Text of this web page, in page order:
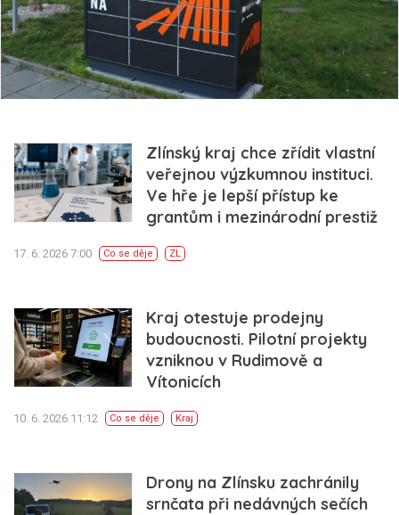
Zlínský kraj chce zřídit vlastní
veřejnou výzkumnou instituci.
Ve hře je lepší přístup ke
grantům i mezinárodní prestiž
17. 6. 2026 7:00 Co se děje ZL
Kraj otestuje prodejny
budoucnosti. Pilotní projekty
vzniknou v Rudimově a
Vítonicích
10. 6. 2026 11:12 Co se děje Kraj
Drony na Zlínsku zachránily
srnčata při nedávných sečích